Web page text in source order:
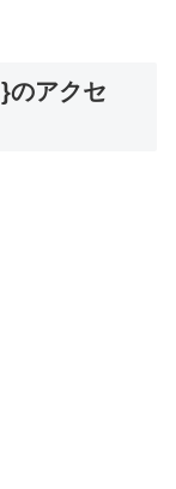
のアクセ